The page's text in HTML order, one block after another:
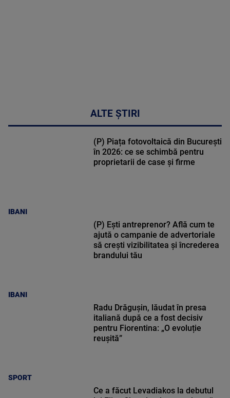
ALTE ȘTIRI
IBANI
(P) Piața fotovoltaică din București
în 2026: ce se schimbă pentru
proprietarii de case și firme
IBANI
(P) Ești antreprenor? Află cum te
ajută o campanie de advertoriale
să crești vizibilitatea și încrederea
brandului tău
SPORT
Radu Drăgușin, lăudat în presa
italiană după ce a fost decisiv
pentru Fiorentina: „O evoluție
reușită”
Ce a făcut Levadiakos la debutul